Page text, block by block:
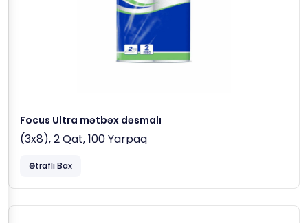
Focus Ultra mətbəx dəsmalı
(3x8), 2 Qat, 100 Yarpaq
Ətraflı Bax